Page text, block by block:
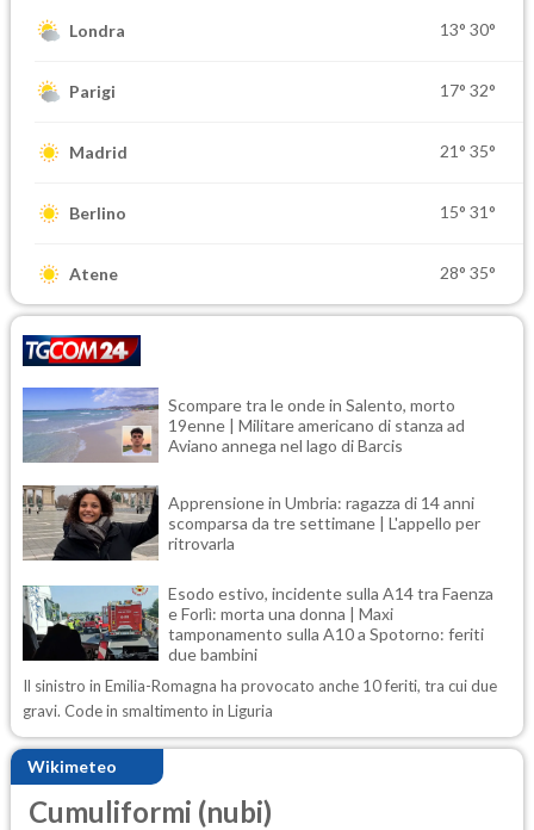
Londra 13° 30°
Parigi 17° 32°
Madrid 21° 35°
Berlino 15° 31°
Atene 28° 35°
Scompare tra le onde in Salento, morto
19enne | Militare americano di stanza ad
Aviano annega nel lago di Barcis
Apprensione in Umbria: ragazza di 14 anni
scomparsa da tre settimane | L'appello per
ritrovarla
Esodo estivo, incidente sulla A14 tra Faenza
e Forlì: morta una donna | Maxi
tamponamento sulla A10 a Spotorno: feriti
due bambini
Il sinistro in Emilia-Romagna ha provocato anche 10 feriti, tra cui due
gravi. Code in smaltimento in Liguria
Wikimeteo
Cumuliformi (nubi)